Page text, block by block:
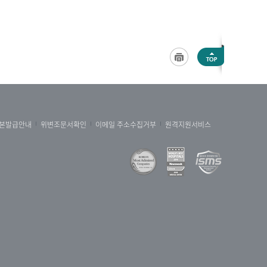
발급안내 위변조문서확인 이메일 주소수집거부 원격지원서비스